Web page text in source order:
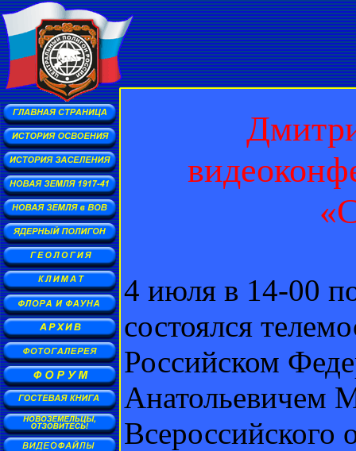
4 июля в 14-00
состоялся
Российском
Анатольевичем
Всероссийского